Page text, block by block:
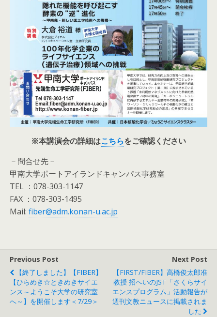
※本講演会の詳細はこちらをご確認ください
－問合せ先－
甲南大学ポートアイランドキャンパス事務室
TEL ：078-303-1147
FAX ：078-303-1495
Mail: fiber@adm.konan-u.ac.jp
Previous Post
【終了しました】【FIBER】
【ひらめき☆ときめきサイエ
ンス～ようこそ大学の研究室
へ～】を開催します＜7/29＞
Next Post
【FIRST/FIBER】高橋俊太郎准
教授 招へいのJST「さくらサイ
エンスプログラム」活動報告が
週刊文教ニュースに掲載されま
した